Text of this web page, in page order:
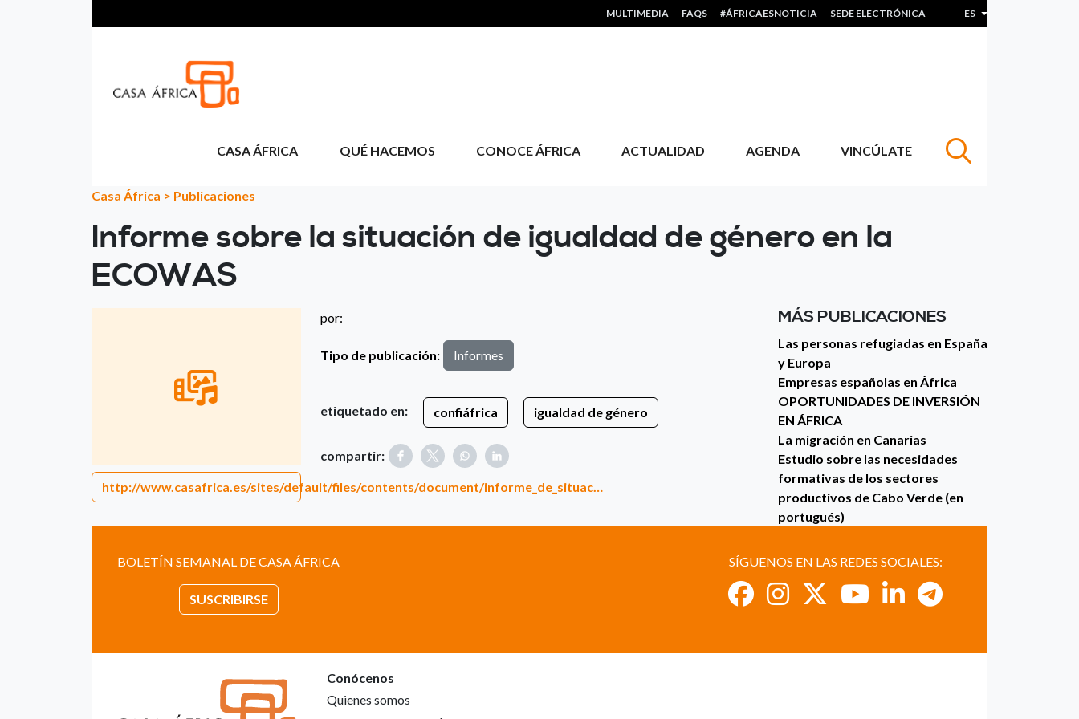
HEADER MENU
MULTIMEDIA FAQS #ÁFRICAESNOTICIA SEDE ELECTRÓNICA ES Lista adicional de
CASA ÁFRICA QUÉ HACEMOS CONOCE ÁFRICA ACTUALIDAD AGENDA VINCÚLATE
Casa África > Publicaciones
Informe sobre la situación de igualdad de género en la
ECOWAS
http://www.casafrica.es/sites/default/files/contents/document/informe_de_situac…
por:
Tipo de publicación: Informes
etiquetado en: confiáfrica igualdad de género
compartir:
MÁS PUBLICACIONES
Las personas refugiadas en España
y Europa
Empresas españolas en África
OPORTUNIDADES DE INVERSIÓN
EN ÁFRICA
La migración en Canarias
Estudio sobre las necesidades
formativas de los sectores
productivos de Cabo Verde (en
portugués)
BOLETÍN SEMANAL DE CASA ÁFRICA
SUSCRIBIRSE
SÍGUENOS EN LAS REDES SOCIALES:
Conócenos
Quienes somos